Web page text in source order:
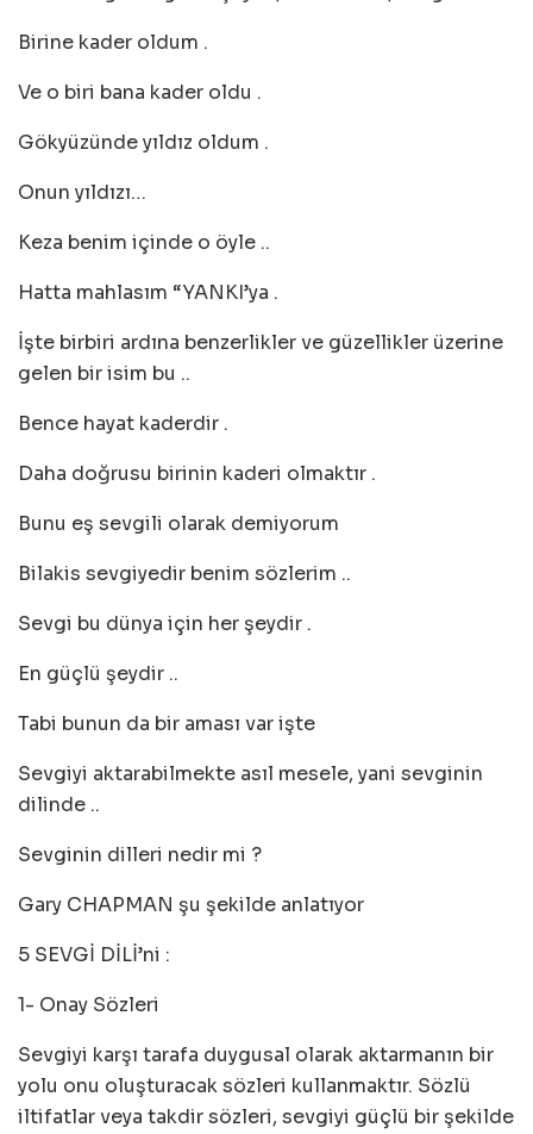
Birine kader oldum .
Ve o biri bana kader oldu .
Gökyüzünde yıldız oldum .
Onun yıldızı…
Keza benim içinde o öyle ..
Hatta mahlasım “YANKI’ya .
İşte birbiri ardına benzerlikler ve güzellikler üzerine
gelen bir isim bu ..
Bence hayat kaderdir .
Daha doğrusu birinin kaderi olmaktır .
Bunu eş sevgili olarak demiyorum
Bilakis sevgiyedir benim sözlerim ..
Sevgi bu dünya için her şeydir .
En güçlü şeydir ..
Tabi bunun da bir aması var işte
Sevgiyi aktarabilmekte asıl mesele, yani sevginin
dilinde ..
Sevginin dilleri nedir mi ?
Gary CHAPMAN şu şekilde anlatıyor
5 SEVGİ DİLİ’ni :
1- Onay Sözleri
Sevgiyi karşı tarafa duygusal olarak aktarmanın bir
yolu onu oluşturacak sözleri kullanmaktır. Sözlü
iltifatlar veya takdir sözleri, sevgiyi güçlü bir şekilde